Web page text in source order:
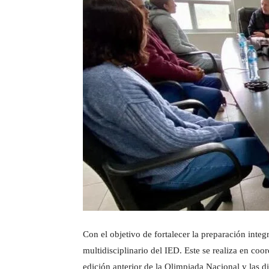
Con el objetivo de fortalecer la preparación
multidisciplinario del IED. Este se realiza en
edición anterior de la Olimpiada Nacional y las